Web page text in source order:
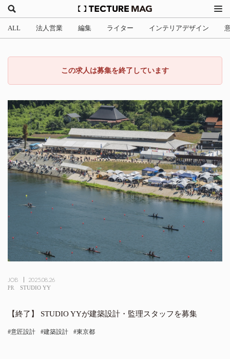
ALL 法人営業 編集 ライター インテリアデザイン
この求人は募集を終了しています
JOB 2025.08.26
PR STUDIO YY
STUDIO YYが建築設計・監理スタッフを募集
意匠設計 建築設計 東京都